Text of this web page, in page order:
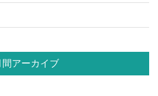
間アーカイブ